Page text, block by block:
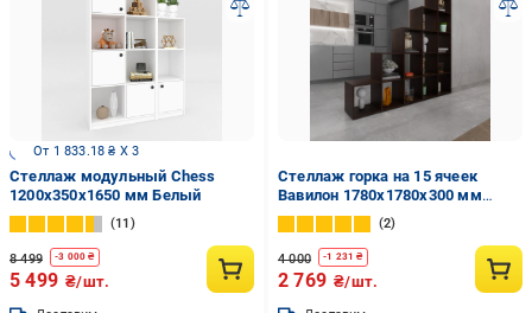
От 1 833.18 ₴ X 3
Стеллаж модульный Chess
1200х350х1650 мм Белый
11
8 499 -3 000 ₴
5 499 ₴/шт.
Стеллаж горка на 15 ячеек
Вавилон 1780х1780х300 мм
Венге
2
4 000 -1 231 ₴
2 769 ₴/шт.